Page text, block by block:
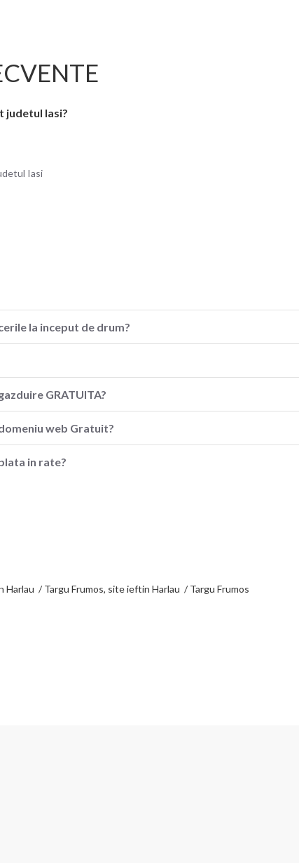
Iasi?
Iasi
la inceput de drum?
GRATUITA?
web Gratuit?
in rate?
Harlau / Targu Frumos, site ieftin Harlau / Targu Frumos